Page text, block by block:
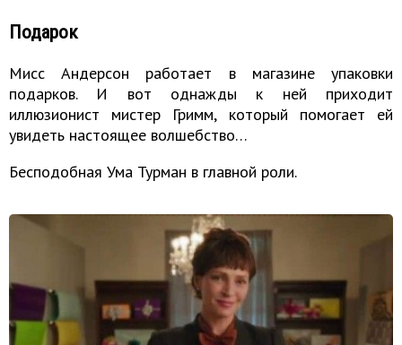
Подарок
Мисс Андерсон работает в магазине упаковки
подарков. И вот однажды к ней приходит
иллюзионист мистер Гримм, который помогает ей
увидеть настоящее волшебство…
Бесподобная Ума Турман в главной роли.